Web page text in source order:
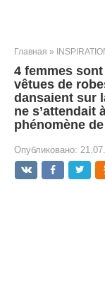
Главная »
4 femmes
vêtues de
dansaient sur
ne s’attendait
phénomène
Опубликовано: